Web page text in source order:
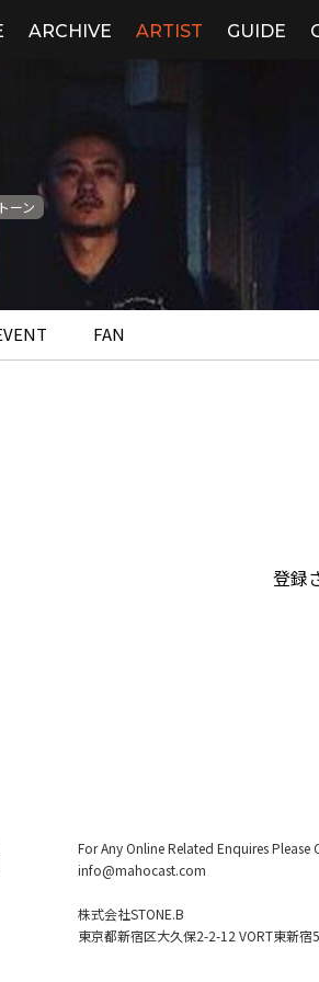
ARCHIVE ARTIST GUIDE
ーン
FAN
登録
For Any Online Related Enquires Please
info@mahocast.com
株式会社STONE.B
東京都新宿区大久保2-2-12 VORT東新宿